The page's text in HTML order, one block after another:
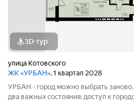
3D-тур
улица Котовского
ЖК «УРБАН», 1 квартал 2028
УРБАН - город можно выбрать
два важных состояния: доступ к